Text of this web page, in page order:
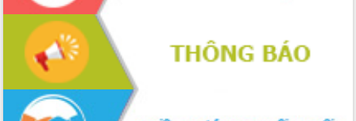
Đắk Lắk nâng cao hiệu quả công tác
Đảng từ Sổ tay đảng viên điện tử
Đắk Lắk đẩy mạnh nuôi biển công
nghệ, hướng tới phát triển thủy sản
bền vững
Tập huấn nâng cao năng lực triển khai
chuyển đổi số cho cán bộ, công chức